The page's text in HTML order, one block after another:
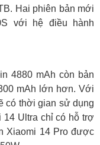
Hai phiên bản mới
với hệ điều hành
4880 mAh còn bản
mAh lớn hơn. Với
có thời gian sử dụng
14 Ultra chỉ có hỗ trợ
Xiaomi 14 Pro được